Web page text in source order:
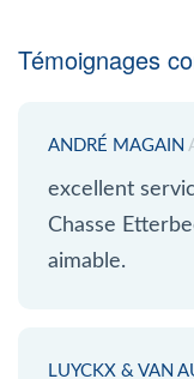
Témoignages
ANDRÉ MAGAIN
excellent
Chasse
aimable.
LUYCKX & VAN